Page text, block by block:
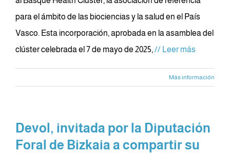
para el ámbito de las biociencias y la salud en el País
Vasco. Esta incorporación, aprobada en la asamblea del
clúster celebrada el 7 de mayo de 2025, // Leer más
Más información
Devol, invitada por la Diputación
Foral de Bizkaia a compartir su